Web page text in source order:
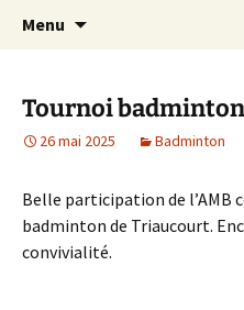
AMB55
Le site web de
Barisienne :
Menu
Tournoi
26 mai 2025 Badminton
Belle participation de l’AMB
badminton de Triaucourt.
convivialité.